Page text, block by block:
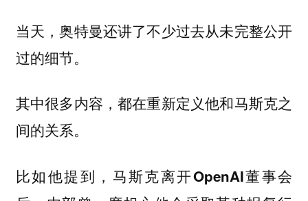
当天，奥特曼还讲了不少过去从未完整公开
过的细节。
其中很多内容，都在重新定义他和马斯克之
间的关系。
比如他提到， 马斯克离开OpenAI董事会